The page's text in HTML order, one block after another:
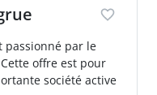
passionné par le
offre est pour
société active